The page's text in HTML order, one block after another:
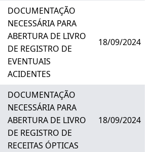
DOCUMENTAÇÃO
NECESSÁRIA PARA
ABERTURA DE LIVRO
DE REGISTRO DE
EVENTUAIS
ACIDENTES
18/09/2024
DOCUMENTAÇÃO
NECESSÁRIA PARA
ABERTURA DE LIVRO
DE REGISTRO DE
RECEITAS ÓPTICAS
18/09/2024